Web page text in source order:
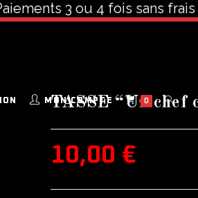
3 ou 4 fois sans frais à
MON COMPTE 0
TASSE “Un chef
10,00 €